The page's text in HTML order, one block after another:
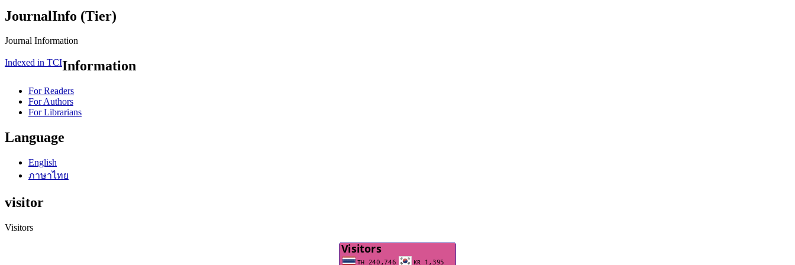
JournalInfo (Tier)
Journal Information
Indexed in TCIInformation
For Readers
For Authors
For Librarians
Language
English
ภาษาไทย
visitor
Visitors